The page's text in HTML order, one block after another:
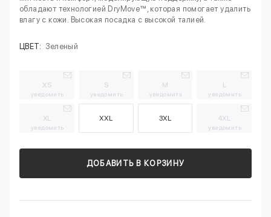
обладают технологией DryMove™, которая помогает удалить
влагу с кожи. Высокая посадка с высокой талией.
ЦВЕТ: Зеленый
XS
уведомить
S
уведомить
M
уведомить
L
уведомить
XL
уведомить
XXL 3XL 4XL
уведомить
ДОБАВИТЬ В КОРЗИНУ